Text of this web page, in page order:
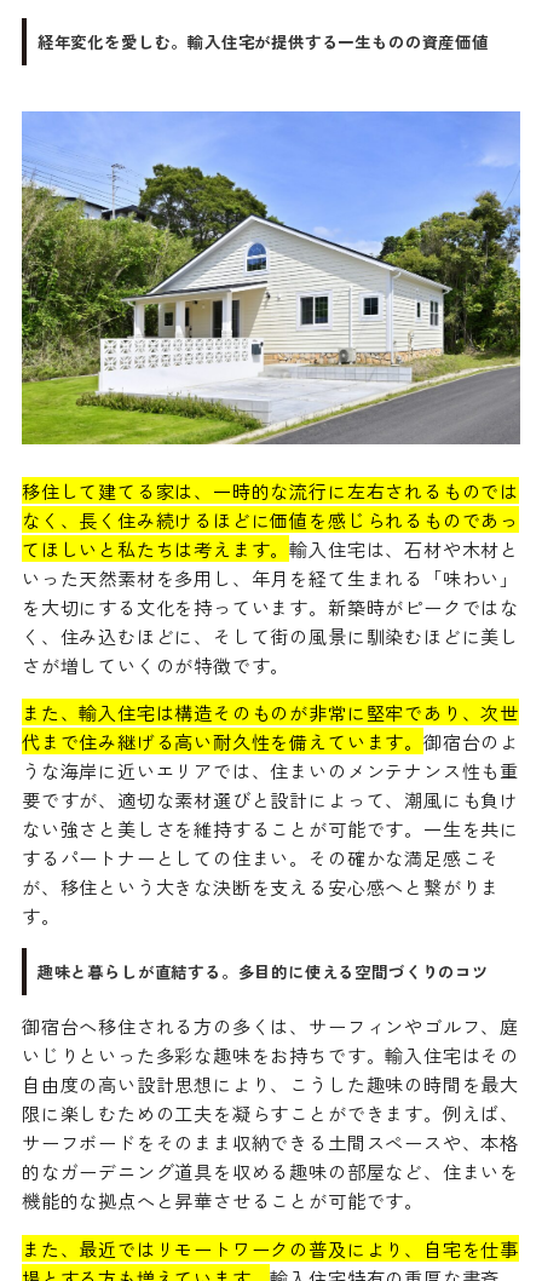
経年変化を愛しむ。輸入住宅が提供する一生ものの資産価値
移住して建てる家は、一時的な流行に左右されるものでは
なく、長く住み続けるほどに価値を感じられるものであっ
てほしいと私たちは考えます。輸入住宅は、石材や木材と
いった天然素材を多用し、年月を経て生まれる「味わい」
を大切にする文化を持っています。新築時がピークではな
く、住み込むほどに、そして街の風景に馴染むほどに美し
さが増していくのが特徴です。
また、輸入住宅は構造そのものが非常に堅牢であり、次世
代まで住み継げる高い耐久性を備えています。 御宿台のよ
うな海岸に近いエリアでは、住まいのメンテナンス性も重
要ですが、適切な素材選びと設計によって、潮風にも負け
ない強さと美しさを維持することが可能です。一生を共に
するパートナーとしての住まい。その確かな満足感こそ
が、移住という大きな決断を支える安心感へと繋がりま
す。
趣味と暮らしが直結する。多目的に使える空間づくりのコツ
御宿台へ移住される方の多くは、サーフィンやゴルフ、庭
いじりといった多彩な趣味をお持ちです。輸入住宅はその
自由度の高い設計思想により、こうした趣味の時間を最大
限に楽しむための工夫を凝らすことができます。例えば、
サーフボードをそのまま収納できる土間スペースや、本格
的なガーデニング道具を収める趣味の部屋など、住まいを
機能的な拠点へと昇華させることが可能です。
また、最近ではリモートワークの普及により、自宅を仕事